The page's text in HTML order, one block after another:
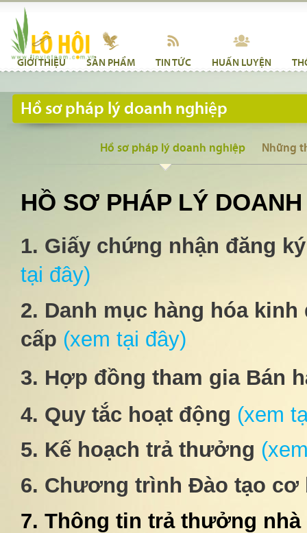
GIỚI THIỆU SẢN PHẨM TIN TỨC HUẤN LUYỆN
Hồ sơ pháp lý doanh nghiệp
Hồ sơ pháp lý doanh nghiệp Những
HỒ SƠ PHÁP LÝ
1. Giấy chứng nhận đăng
tại đây)
2. Danh mục hàng hóa
cấp (xem tại đây)
3. Hợp đồng tham gia Bán
4. Quy tắc hoạt động (xem
5. Kế hoạch trả thưởng
6. Chương trình Đào tạo
7. Thông tin trả thưởng